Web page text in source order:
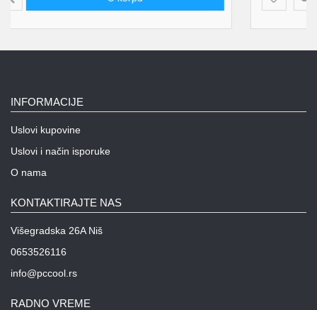
INFORMACIJE
Uslovi kupovine
Uslovi i način isporuke
O nama
KONTAKTIRAJTE NAS
Višegradska 26A Niš
0653526116
info@pccool.rs
RADNO VREME